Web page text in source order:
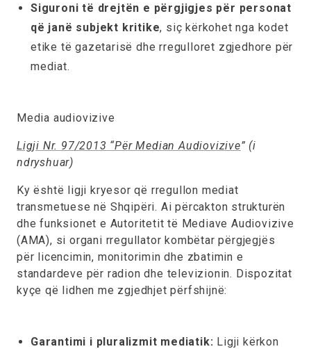
Siguroni të drejtën e përgjigjes për personat
që janë subjekt kritike, siç kërkohet nga kodet
etike të gazetarisë dhe rregulloret zgjedhore për
mediat.
Media audiovizive
Ligji Nr. 97/2013 “Për Median Audiovizive” (i
ndryshuar)
Ky është ligji kryesor që rregullon mediat
transmetuese në Shqipëri. Ai përcakton strukturën
dhe funksionet e Autoritetit të Mediave Audiovizive
(AMA), si organi rregullator kombëtar përgjegjës
për licencimin, monitorimin dhe zbatimin e
standardeve për radion dhe televizionin. Dispozitat
kyçe që lidhen me zgjedhjet përfshijnë:
Garantimi i pluralizmit mediatik: Ligji kërkon